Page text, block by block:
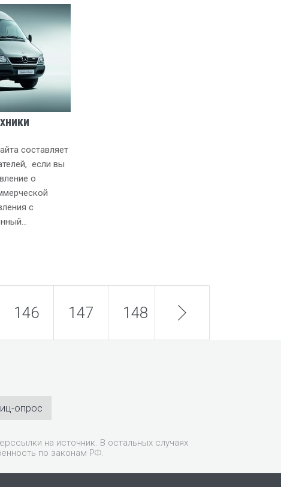
составляет
если вы
о
с
146 147 148 149
next
опрос
на источник. В остальных случаях
по законам РФ.